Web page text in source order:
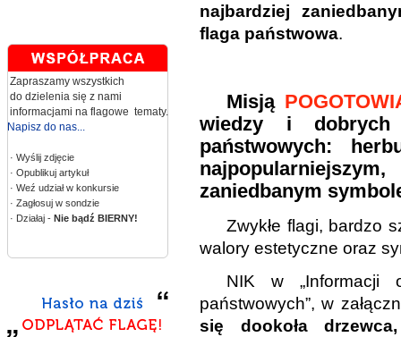
Zapraszamy wszystkich
do dzielenia się z nami
informacjami na flagowe tematy.
Napisz do nas...
· Wyślij zdjęcie
· Opublikuj artykuł
· Weź udział w konkursie
· Zagłosuj w sondzie
· Działaj - Nie bądź BIERNY!
najbardziej
flaga państwowa.
Misją
wiedzy i
państwowych:
zaniedbanym
Zwykłe flagi, bardzo
walory estetyczne oraz
NIK w „Informacji
państwowych”, w
się dookoła